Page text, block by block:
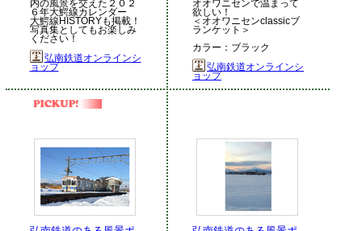
内の風景を交えた２０２
６年大鰐線カレンダー
大鰐線HISTORYも掲載！
写真集としてもお楽しみ
ください！
弘南鉄道オンラインシ
ョップ
オオワニセンで温まって
欲しい！
＜オオワニセンclassicブ
ランケット＞
カラー：ブラック
弘南鉄道オンラインシ
ョップ